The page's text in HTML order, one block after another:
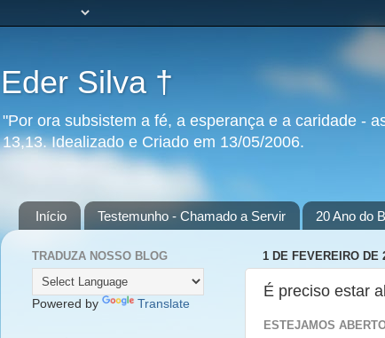
Eder Silva †
"Por ora subsistem a fé, a esperança e a caridade -
13,13. Idealizado e Criado em 13/05/2006.
Início Testemunho - Chamado a Servir 20 Ano do
1 DE FEVEREIRO DE
É preciso estar
ESTEJAMOS
TRADUZA NOSSO BLOG
Powered by Translate